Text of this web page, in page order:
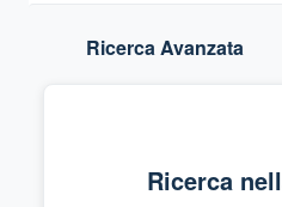
Ricerca Avanzata
Ricerca